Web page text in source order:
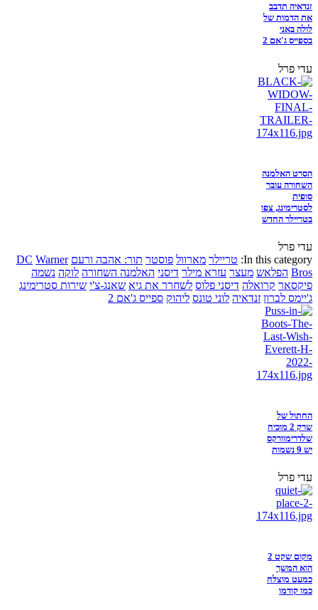
זנדאיה תדבב
את הדמות של
לולה באני
בספייס ג'אם 2
עדי פרל
הסרט האלמנה
השחורה עובר
סופית
לסטרימינג, צפו
בטריילר החדש
עדי פרל
In this category: טריילר מארוול פוסטר תור: אהבה ורעם DC Warner
Bros הפלאש מעצר עזרא מילר דיסני האלמנה השחורה לוקה נשמה
פיקסאר קרואלה דיסני פלוס לשחרר את גיא שאנג-צ'י שירות סטרימינג
ג'יימס לברון זנדאיה לוני טונס ליהוק ספייס ג'אם 2
החתול של
שרק 2 מוכיח
שלדרימוורקס
יש 9 נשמות
עדי פרל
מקום שקט 2
הוא המשך
כמעט מוצלח
כמו קודמו